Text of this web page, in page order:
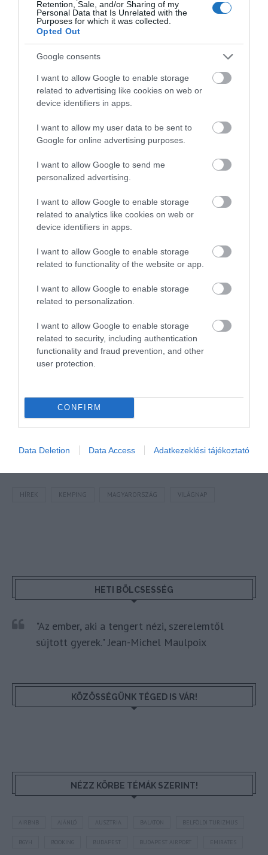
Retention, Sale, and/or Sharing of my
Personal Data that Is Unrelated with the
Purposes for which it was collected.
Opted Out
Google consents
I want to allow Google to enable storage
related to advertising like cookies on web or
device identifiers in apps.
I want to allow my user data to be sent to
Google for online advertising purposes.
I want to allow Google to send me
personalized advertising.
I want to allow Google to enable storage
related to analytics like cookies on web or
device identifiers in apps.
I want to allow Google to enable storage
related to functionality of the website or app.
I want to allow Google to enable storage
related to personalization.
I want to allow Google to enable storage
related to security, including authentication
functionality and fraud prevention, and other
user protection.
CONFIRM
Data Deletion Data Access Adatkezeklési tájékoztató
bajtársiasságot.
A turizmus világának inspiráló híreiért csatlakozz
csoportunkhoz, kövess
Megosztás
Kérem nap végén az aznapi friss cikkeket!
HÍREK KEMPING MAGYARORSZÁG VILÁGNAP
HETI BÖLCSESSÉG
"Az ember, aki a tengert nézi, szerelemtől
sújtott gyerek." Jean-Michel Maulpoix
KÖZÖSSÉGÜNK TÉGED IS VÁR!
NÉZZ KÖRBE TÉMÁK SZERINT!
AUSZTRIA BALATON BELFÖLDI TURIZMUS
BUDAPEST BUDAPEST AIRPORT EMIRATES